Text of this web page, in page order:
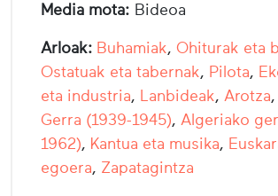
Media mota: Bideoa
Arloak: Buhamiak, Ohiturak eta
Ostatuak eta tabernak, Pilota,
eta industria, Lanbideak, Arotza,
Gerra (1939-1945), Algeriako
1962), Kantua eta musika,
egoera, Zapatagintza